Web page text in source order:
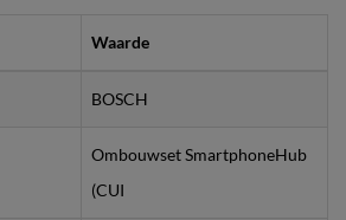
Waarde
BOSCH
Ombouwset SmartphoneHub
(CUI